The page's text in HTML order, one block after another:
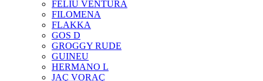
FELIU VENTURA
FILOMENA
FLAKKA
GOS D
GROGGY RUDE
GUINEU
HERMANO L
JAÇ VORAÇ